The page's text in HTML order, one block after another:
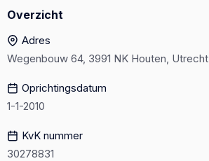
Overzicht
Adres
Wegenbouw 64, 3991 NK Houten, Utrecht
Oprichtingsdatum
1-1-2010
KvK nummer
30278831